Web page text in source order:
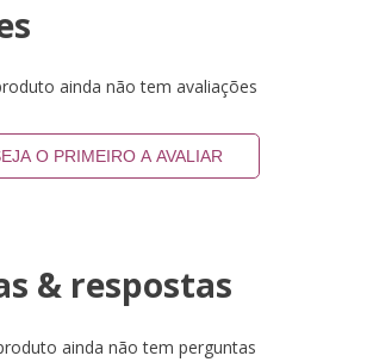
ainda não tem avaliações
O PRIMEIRO A AVALIAR
& respostas
ainda não tem perguntas